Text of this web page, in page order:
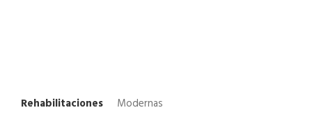
Rehabilitaciones
Modernas